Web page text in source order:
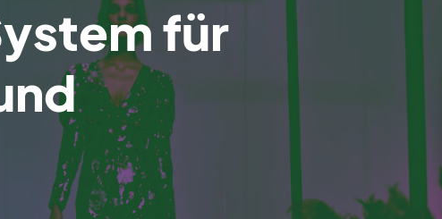
für